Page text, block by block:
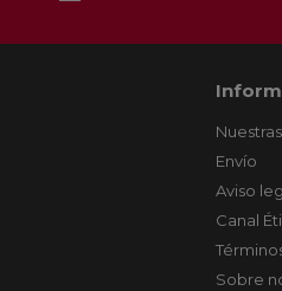
Envío
Aviso
Canal
Sobre